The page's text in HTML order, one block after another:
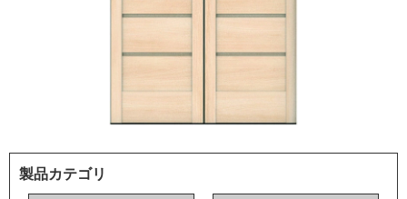
製品カテゴリ